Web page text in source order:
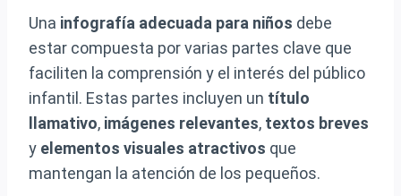
Una infografía adecuada para niños debe
estar compuesta por varias partes clave que
faciliten la comprensión y el interés del público
infantil. Estas partes incluyen un título
llamativo, imágenes relevantes, textos breves
y elementos visuales atractivos que
mantengan la atención de los pequeños.